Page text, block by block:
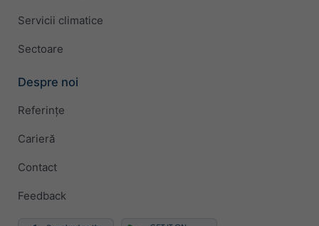
Servicii climatice
Sectoare
Despre noi
Referințe
Carieră
Contact
Feedback